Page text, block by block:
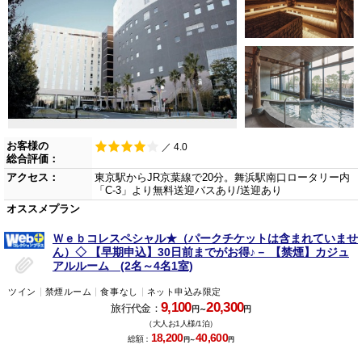
お客様の
総合評価：
／ 4.0
アクセス：
東京駅からJR京葉線で20分。舞浜駅南口ロータリー内
「C-3」より無料送迎バスあり/送迎あり
オススメプラン
Ｗｅｂコレスペシャル★（パークチケットは含まれていませ
ん）◇ 【早期申込】30日前までがお得♪－ 【禁煙】カジュ
アルルーム (2名～4名1室)
ツイン 禁煙ルーム 食事なし ネット申込み限定
旅行代金： 9,100円～20,300円
（大人お1人様/1泊）
総額： 18,200円～40,600円